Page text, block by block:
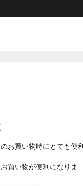
お買い物時にとても便利
買い物が便利になりま